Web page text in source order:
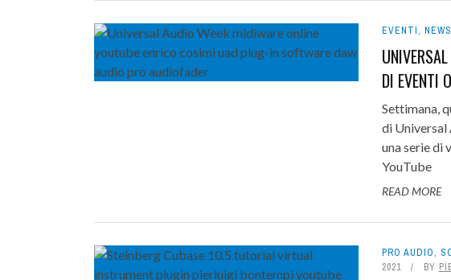
EVENTI, NEWS
DI EVENTI
Settimana,
di Universal
una serie di
YouTube
READ MORE
PRO AUDIO,
2021
BY